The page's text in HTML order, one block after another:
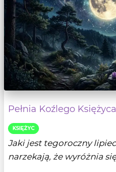
Pełnia Koźlego
KSIĘŻYC
Jaki jest tegoroczny
narzekają, że wyróżnia